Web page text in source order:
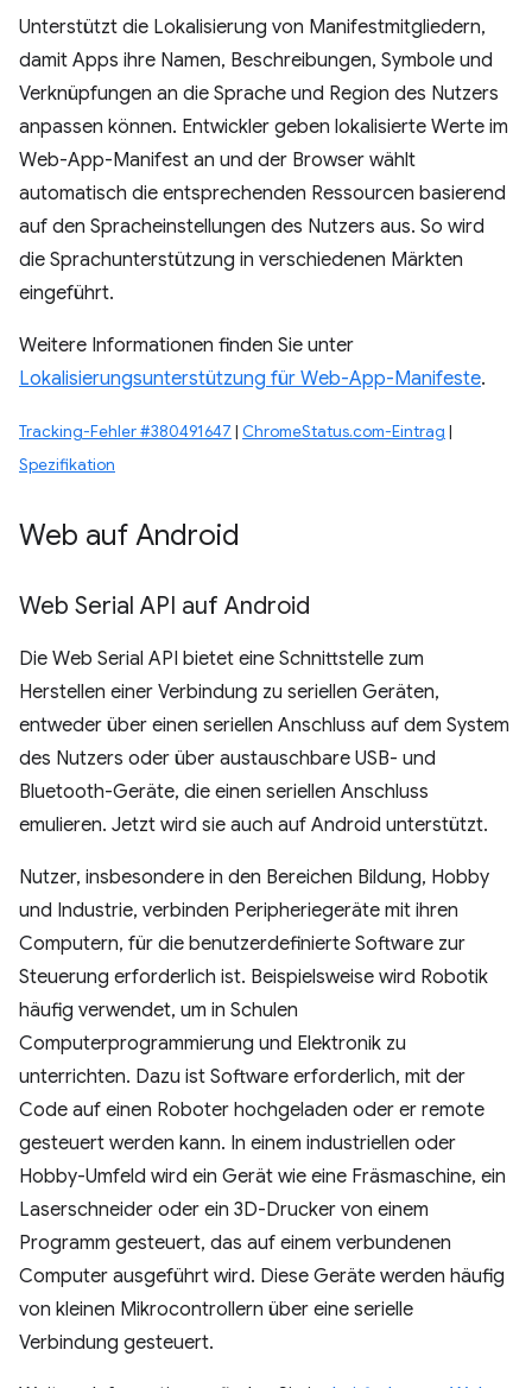
Unterstützt die Lokalisierung von Manifestmitgliedern,
damit Apps ihre Namen, Beschreibungen, Symbole und
Verknüpfungen an die Sprache und Region des Nutzers
anpassen können. Entwickler geben lokalisierte Werte im
Web-App-Manifest an und der Browser wählt
automatisch die entsprechenden Ressourcen basierend
auf den Spracheinstellungen des Nutzers aus. So wird
die Sprachunterstützung in verschiedenen Märkten
eingeführt.
Weitere Informationen finden Sie unter
Lokalisierungsunterstützung für Web-App-Manifeste.
Tracking-Fehler #380491647 | ChromeStatus.com-Eintrag |
Spezifikation
Web auf Android
Web Serial API auf Android
Die Web Serial API bietet eine Schnittstelle zum
Herstellen einer Verbindung zu seriellen Geräten,
entweder über einen seriellen Anschluss auf dem System
des Nutzers oder über austauschbare USB- und
Bluetooth-Geräte, die einen seriellen Anschluss
emulieren. Jetzt wird sie auch auf Android unterstützt.
Nutzer, insbesondere in den Bereichen Bildung, Hobby
und Industrie, verbinden Peripheriegeräte mit ihren
Computern, für die benutzerdefinierte Software zur
Steuerung erforderlich ist. Beispielsweise wird Robotik
häufig verwendet, um in Schulen
Computerprogrammierung und Elektronik zu
unterrichten. Dazu ist Software erforderlich, mit der
Code auf einen Roboter hochgeladen oder er remote
gesteuert werden kann. In einem industriellen oder
Hobby-Umfeld wird ein Gerät wie eine Fräsmaschine, ein
Laserschneider oder ein 3D-Drucker von einem
Programm gesteuert, das auf einem verbundenen
Computer ausgeführt wird. Diese Geräte werden häufig
von kleinen Mikrocontrollern über eine serielle
Verbindung gesteuert.